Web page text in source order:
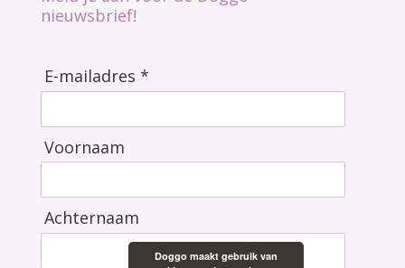
nieuwsbrief!
E-mailadres *
Voornaam
Achternaam
Doggo maakt gebruik van